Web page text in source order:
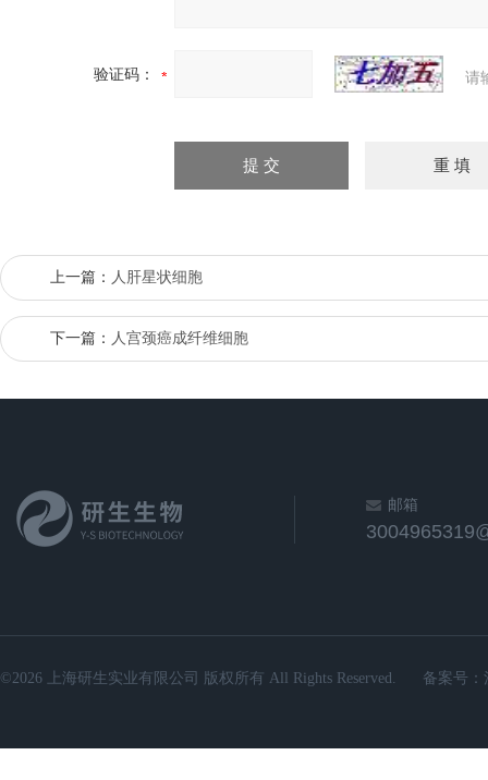
验证码： 请
上一篇： 人肝星状细胞
下一篇： 人宫颈癌成纤维细胞
邮箱
©2026 上海研生实业有限公司 版权所有 All Rights Reserved. 备案号：